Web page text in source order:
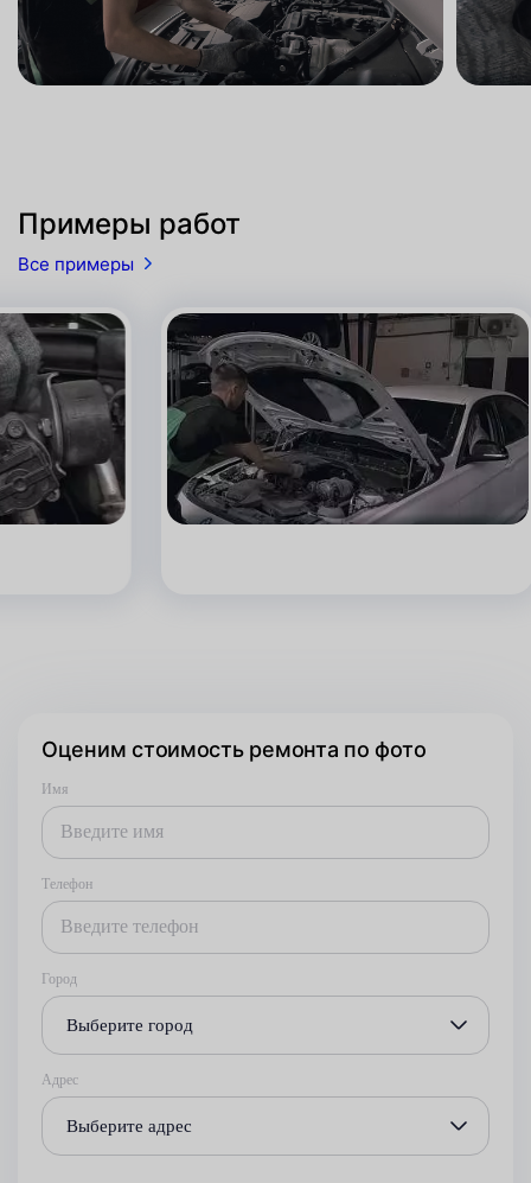
Примеры работ
Все примеры
Оценим стоимость ремонта по фото
Имя
Телефон
Город
Выберите город
Адрес
Выберите адрес